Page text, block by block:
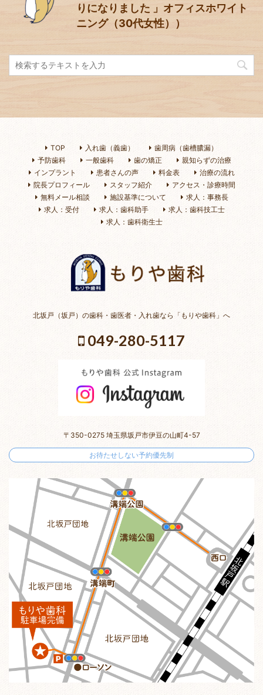
りになりました 」オフィスホワイト
ニング（30代女性））
TOP 入れ歯（義歯）
歯周病（歯槽膿漏）
予防歯科
一般歯科 歯の矯正
親知らずの治療
インプラント
患者さんの声 料金表
治療の流れ
院長プロフィール
スタッフ紹介
アクセス・診療時間
無料メール相談
施設基準について
求人：事務長
求人：受付
求人：歯科助手
求人：歯科技工士
求人：歯科衛生士
北坂戸（坂戸）の歯科・歯医者・入れ歯なら「もりや歯科」へ
049-280-5117
〒350-0275 埼玉県坂戸市伊豆の山町4-57
お待たせしない予約優先制